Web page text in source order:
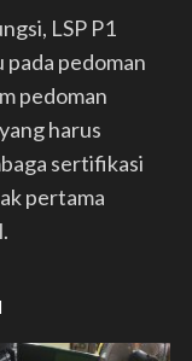
LSP P1
pedoman
pedoman
harus
sertifikasi
pertama